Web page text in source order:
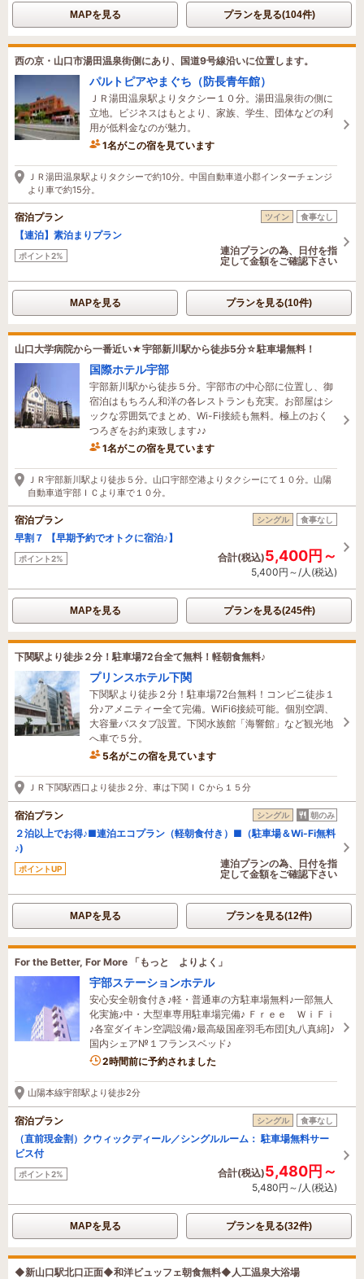
MAPを見る プランを見る(104件)
西の京・山口市湯田温泉街側にあり、国道9号線沿いに位置します。
パルトピアやまぐち（防長青年館）
ＪＲ湯田温泉駅よりタクシー１０分。湯田温泉街の側に
立地。ビジネスはもとより、家族、学生、団体などの利
用が低料金なのが魅力。
1名がこの宿を見ています
ＪＲ湯田温泉駅よりタクシーで約10分。中国自動車道小郡インターチェンジ
より車で約15分。
宿泊プラン ツイン 食事なし
【連泊】素泊まりプラン
ポイント2%
連泊プランの為、日付を指
定して金額をご確認下さい
MAPを見る プランを見る(10件)
山口大学病院から一番近い★宇部新川駅から徒歩5分☆駐車場無料！
国際ホテル宇部
宇部新川駅から徒歩５分。宇部市の中心部に位置し、御
宿泊はもちろん和洋の各レストランも充実。お部屋はシ
ックな雰囲気でまとめ、Wi-Fi接続も無料。極上のおく
つろぎをお約束致します♪♪
1名がこの宿を見ています
1時間前に予約されました
ＪＲ宇部新川駅より徒歩５分。山口宇部空港よりタクシーにて１０分。山陽
自動車道宇部ＩＣより車で１０分。
宿泊プラン シングル 食事なし
早割７ 【早期予約でオトクに宿泊♪】
ポイント2% 合計(税込)5,400円～
5,400円～/人(税込)
MAPを見る プランを見る(245件)
下関駅より徒歩２分！駐車場72台全て無料！軽朝食無料♪
プリンスホテル下関
下関駅より徒歩２分！駐車場72台無料！コンビニ徒歩１
分♪アメニティー全て完備。WiFi6接続可能。個別空調、
大容量バスタブ設置。下関水族館「海響館」など観光地
へ車で５分。
5名がこの宿を見ています
たった今予約されました
ＪＲ下関駅西口より徒歩２分、車は下関ＩＣから１５分
宿泊プラン シングル 朝のみ
２泊以上でお得♪■連泊エコプラン（軽朝食付き）■（駐車場＆Wi-Fi無料
♪)
ポイントUP
連泊プランの為、日付を指
定して金額をご確認下さい
MAPを見る プランを見る(12件)
For the Better, For More 「もっと よりよく」
宇部ステーションホテル
安心安全朝食付き♪軽・普通車の方駐車場無料♪一部無人
化実施♪中・大型車専用駐車場完備♪ Ｆｒｅｅ ＷｉＦｉ
♪各室ダイキン空調設備♪最高級国産羽毛布団[丸八真綿]♪
国内シェア№１フランスベッド♪
2時間前に予約されました
山陽本線宇部駅より徒歩2分
宿泊プラン シングル 食事なし
（直前現金割）クウィックディール／シングルルーム： 駐車場無料サー
ビス付
ポイント2% 合計(税込)5,480円～
5,480円～/人(税込)
MAPを見る プランを見る(32件)
◆新山口駅北口正面◆和洋ビュッフェ朝食無料◆人工温泉大浴場